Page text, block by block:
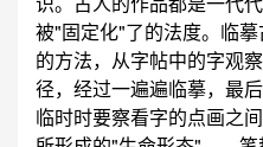
被"固定化"了的法度。临
的方法，从字帖中的字观
径，经过一遍遍临摹，最
临时时要察看字的点画之